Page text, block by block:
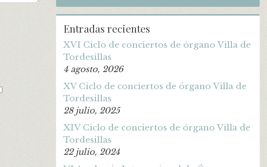
Entradas recientes
XVI Ciclo de conciertos de órgano Villa de
Tordesillas
4 agosto, 2026
XV Ciclo de conciertos de órgano Villa de
Tordesillas
28 julio, 2025
XIV Ciclo de conciertos de órgano Villa de
Tordesillas
22 julio, 2024